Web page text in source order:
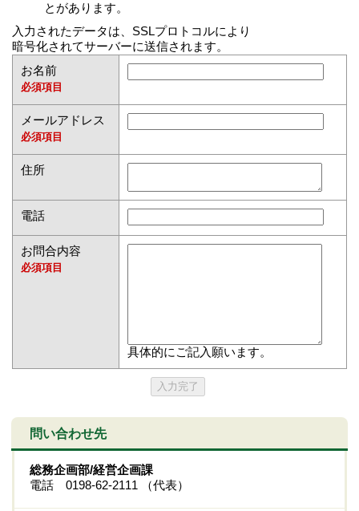
とがあります。
入力されたデータは、SSLプロトコルにより
暗号化されてサーバーに送信されます。
お名前
必須項目
メールアドレス
必須項目
住所
電話
お問合内容
必須項目
具体的にご記入願います。
問い合わせ先
総務企画部/経営企画課
電話 0198-62-2111 （代表）